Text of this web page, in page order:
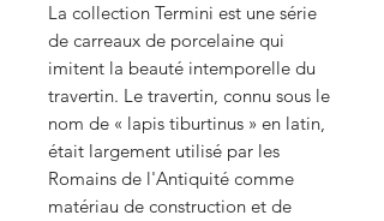
La collection Termini est une série
de carreaux de porcelaine qui
imitent la beauté intemporelle du
travertin. Le travertin, connu sous le
nom de « lapis tiburtinus » en latin,
était largement utilisé par les
Romains de l'Antiquité comme
matériau de construction et de